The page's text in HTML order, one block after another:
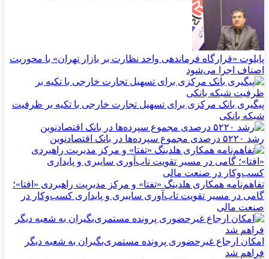
پایلوت «قرارگاه فرماندهی واحد نظارت بر بازار تهران» با محوریت
اصناف اجرا می‌شود
پیگیری بانک مرکزی برای تسهیل تجارت خارجی با تکیه بر ظرفیت
شبکه بانکی
رشد ۵۲۲۰ درصدی مجموع سپرده‌ها در بانک اقتصادنوین
تفاهم‌نامه همکاری هلدینگ «تفتا» و مرکز مدیریت راهبردی «افتا»؛
گامی در مسیر تقویت تاب‌آوری سایبری و پایداری کسب‌وکار در
صنعت مالی
امکان ارجاع غیرحضوری پرونده مستمری‌بگیران به شعبه دیگر
فراهم شد